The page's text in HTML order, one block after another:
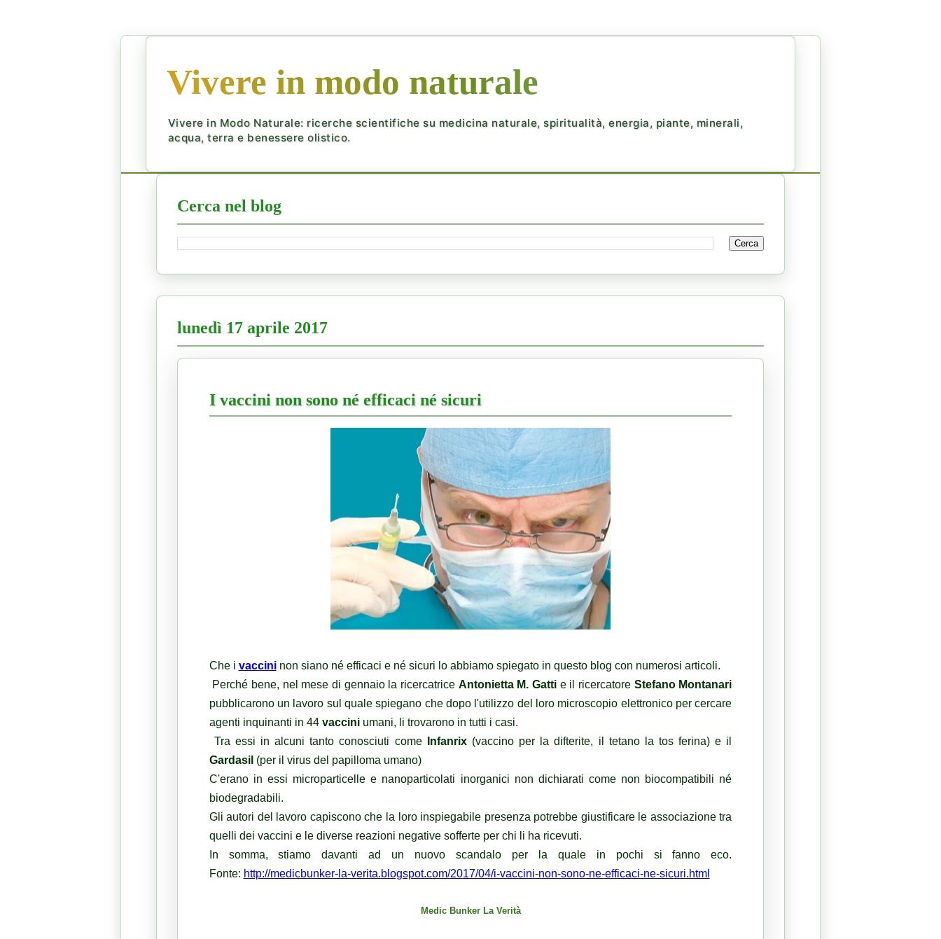
Vivere in modo naturale
Vivere in Modo Naturale: ricerche scientifiche su medicina naturale, spiritualità, energia, piante, minerali,
acqua, terra e benessere olistico.
Cerca nel blog
lunedì 17 aprile 2017
I vaccini non sono né efficaci né sicuri
Che i vaccininon siano né efficaci e né sicuri lo abbiamo spiegato in questo blog con numerosi articoli.
Perché bene, nel mese di gennaio la ricercatrice Antonietta M. Gatti e il ricercatore Stefano Montanari
pubblicarono un lavoro sul quale spiegano che dopo l'utilizzo del loro microscopio elettronico per cercare
agenti inquinanti in 44 vacciniumani, li trovarono in tutti i casi.
Tra essi in alcuni tanto conosciuti come
Infanrix(vaccino per la difterite, il tetano la tos ferina) e il
Gardasil (per il virus del papilloma umano)
C'erano in essi microparticelle e nanoparticolati inorganici non dichiarati come non biocompatibili né
biodegradabili.
Gli autori del lavoro capiscono che la loro inspiegabile presenza potrebbe giustificare le associazione tra
quelli dei vaccini e le diverse reazioni negative sofferte per chi li ha ricevuti.
In somma, stiamo davanti ad un nuovo scandalo per la quale in pochi si fanno eco.
Fonte: http://medicbunker-la-verita.blogspot.com/2017/04/i-vaccini-non-sono-ne-efficaci-ne-sicuri.html
Medic Bunker La Verità